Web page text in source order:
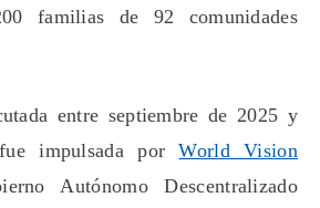
familias de 92 comunidades
entre septiembre de 2025 y
impulsada porWorld Vision
Autónomo Descentralizado